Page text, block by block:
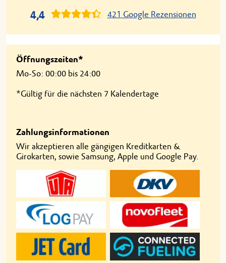
4,4 421 Google Rezensionen
Öffnungszeiten*
Mo-So: 00:00 bis 24:00
*Gültig für die nächsten 7 Kalendertage
Zahlungsinformationen
Wir akzeptieren alle gängigen Kreditkarten &
Girokarten, sowie Samsung, Apple und Google Pay.